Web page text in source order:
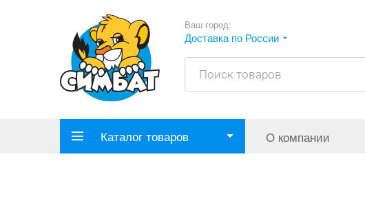
Ваш город:
Доставка по России
Каталог товаров О компании